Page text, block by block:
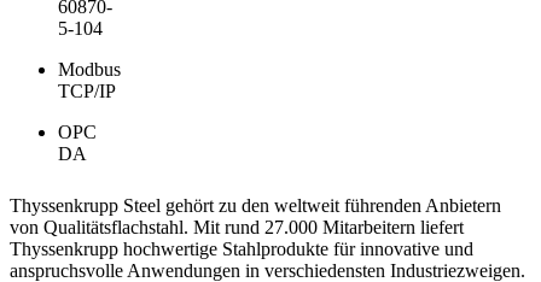
60870-
5-104
Modbus
TCP/IP
OPC
DA
Thyssenkrupp Steel gehört zu den weltweit führenden Anbietern
von Qualitätsflachstahl. Mit rund 27.000 Mitarbeitern liefert
Thyssenkrupp hochwertige Stahlprodukte für innovative und
anspruchsvolle Anwendungen in verschiedensten Industriezweigen.